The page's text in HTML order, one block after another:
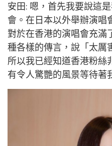
安田: 嗯，首先我要說這
會。在日本以外舉辦演唱
對於在香港的演唱會充滿
種各樣的傳言，說「太厲
所以我已經知道香港粉絲
有令人驚艷的風景等待著